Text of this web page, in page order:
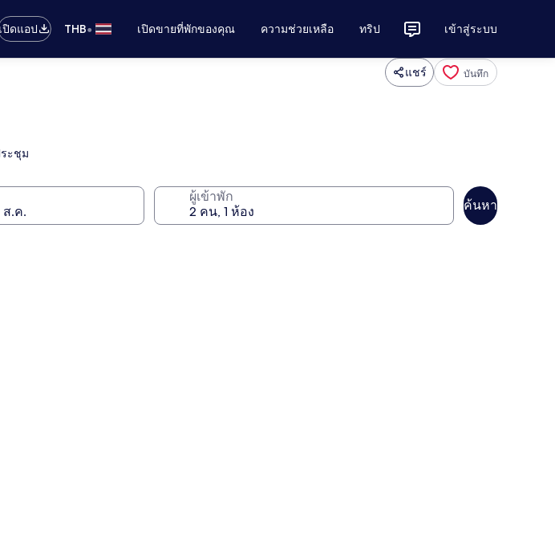
ปิดแอป
THB• เปิดขายที่พักของคุณ ความช่วยเหลือ ทริป เข้าสู่ระบบ
แชร์ บันทึก
ะชุม
ผู้เข้าพัก
ค้นหา